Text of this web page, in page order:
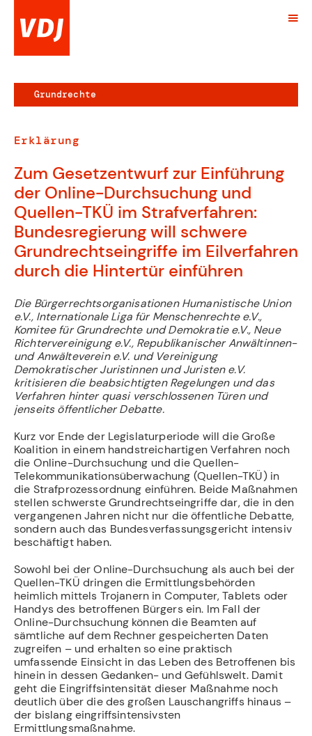
Grundrechte
Erklärung
Zum Gesetzentwurf zur Einführung
der Online-Durchsuchung und
Quellen-TKÜ im Strafverfahren:
Bundesregierung will schwere
Grundrechtseingriffe im Eilverfahren
durch die Hintertür einführen
Die Bürgerrechtsorganisationen Humanistische Union
e.V., Internationale Liga für Menschenrechte e.V.,
Komitee für Grundrechte und Demokratie e.V., Neue
Richtervereinigung e.V., Republikanischer Anwältinnen-
und Anwälteverein e.V. und Vereinigung
Demokratischer Juristinnen und Juristen e.V.
kritisieren die beabsichtigten Regelungen und das
Verfahren hinter quasi verschlossenen Türen und
jenseits öffentlicher Debatte.
Kurz vor Ende der Legislaturperiode will die Große
Koalition in einem handstreichartigen Verfahren noch
die Online-Durchsuchung und die Quellen-
Telekommunikationsüberwachung (Quellen-TKÜ) in
die Strafprozessordnung einführen. Beide Maßnahmen
stellen schwerste Grundrechtseingriffe dar, die in den
vergangenen Jahren nicht nur die öffentliche Debatte,
sondern auch das Bundesverfassungsgericht intensiv
beschäftigt haben.
Sowohl bei der Online-Durchsuchung als auch bei der
Quellen-TKÜ dringen die Ermittlungsbehörden
heimlich mittels Trojanern in Computer, Tablets oder
Handys des betroffenen Bürgers ein. Im Fall der
Online-Durchsuchung können die Beamten auf
sämtliche auf dem Rechner gespeicherten Daten
zugreifen – und erhalten so eine praktisch
umfassende Einsicht in das Leben des Betroffenen bis
hinein in dessen Gedanken- und Gefühlswelt. Damit
geht die Eingriffsintensität dieser Maßnahme noch
deutlich über die des großen Lauschangriffs hinaus –
der bislang eingriffsintensivsten
Ermittlungsmaßnahme.